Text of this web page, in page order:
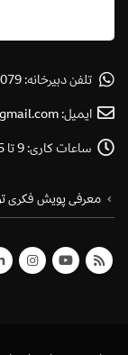
تلفن دبیرخانه:
ایمیل:
ساعات کاری:9 تا 15
معرفی پویش فکری